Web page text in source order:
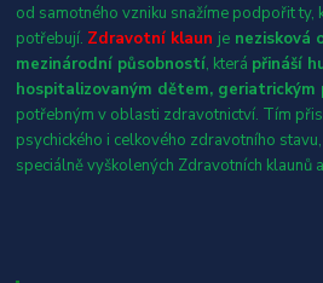
od samotného vzniku snažíme podpořit ty,
potřebují. Zdravotní klaun je nezisková
mezinárodní působností, která přináší
hospitalizovaným dětem, geriatrickým
potřebným v oblasti zdravotnictví. Tím
psychického i celkového zdravotního
speciálně vyškolených Zdravotních klaunů